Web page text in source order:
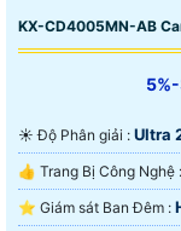
KX-CD4005MN-AB
☀️ Độ Phân giải : Ultra
👍 Trang Bị Công Nghệ :
⭐ Giám sát Ban Đêm :